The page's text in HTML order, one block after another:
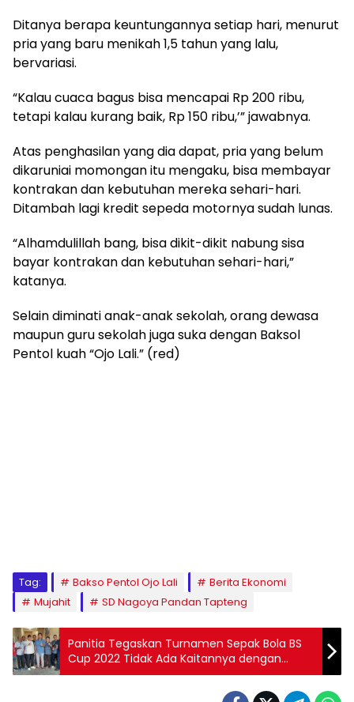
Ditanya berapa keuntungannya setiap hari, menurut
pria yang baru menikah 1,5 tahun yang lalu,
bervariasi.
“Kalau cuaca bagus bisa mencapai Rp 200 ribu,
tetapi kalau kurang baik, Rp 150 ribu,’” jawabnya.
Atas penghasilan yang dia dapat, pria yang belum
dikaruniai momongan itu mengaku, bisa membayar
kontrakan dan kebutuhan mereka sehari-hari.
Ditambah lagi kredit sepeda motornya sudah lunas.
“Alhamdulillah bang, bisa dikit-dikit nabung sisa
bayar kontrakan dan kebutuhan sehari-hari,”
katanya.
Selain diminati anak-anak sekolah, orang dewasa
maupun guru sekolah juga suka dengan Baksol
Pentol kuah “Ojo Lali.” (red)
Tag: Bakso Pentol Ojo Lali
Berita Ekonomi
Mujahit
SD Nagoya Pandan Tapteng
Panitia Tegaskan Turnamen Sepak Bola BS
Cup 2022 Tidak Ada Kaitannya dengan
Politik